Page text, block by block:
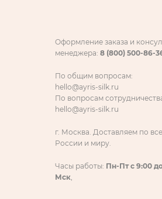
Оформление заказа и
менеджера: 8 (800) 500-86-
По общим вопросам:
hello@ayris-silk.ru
По вопросам
hello@ayris-silk.ru
г. Москва. Доставляем по
России и миру.
Часы работы: Пн-Пт с 9:00
Мск,